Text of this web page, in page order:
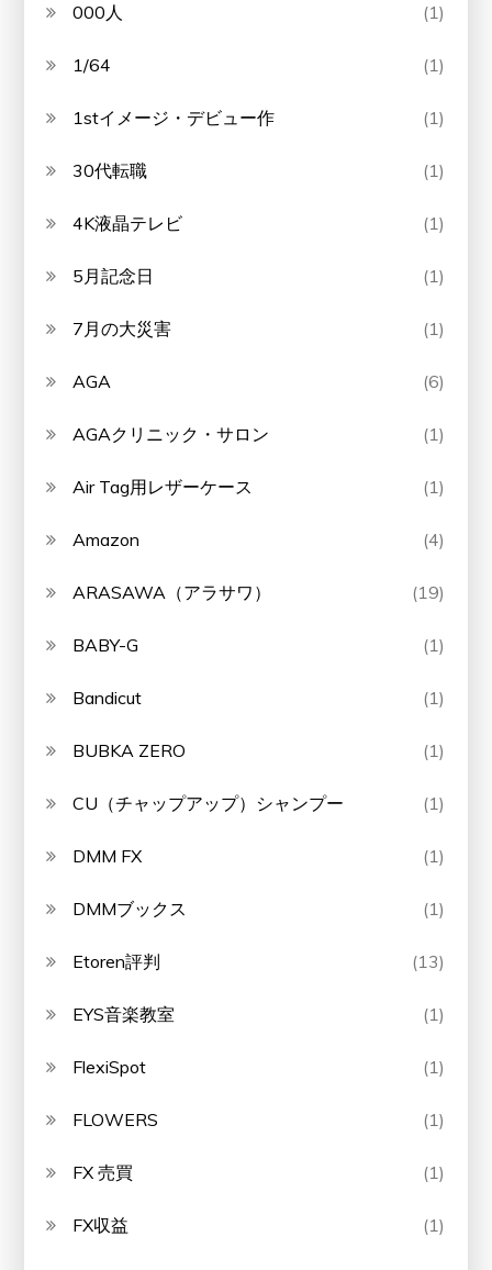
000人 (1)
1/64 (1)
1stイメージ・デビュー作 (1)
30代転職 (1)
4K液晶テレビ (1)
5月記念日 (1)
7月の大災害 (1)
AGA (6)
AGAクリニック・サロン (1)
Air Tag用レザーケース (1)
Amazon (4)
ARASAWA（アラサワ） (19)
BABY-G (1)
Bandicut (1)
BUBKA ZERO (1)
CU（チャップアップ）シャンプー (1)
DMM FX (1)
DMMブックス (1)
Etoren評判 (13)
EYS音楽教室 (1)
FlexiSpot (1)
FLOWERS (1)
FX 売買 (1)
FX収益 (1)